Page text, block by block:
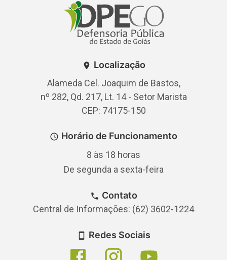
Localização
Alameda Cel. Joaquim de Bastos,
nº 282, Qd. 217, Lt. 14 - Setor Marista
CEP: 74175-150
Horário de Funcionamento
8 às 18 horas
De segunda a sexta-feira
Contato
Central de Informações: (62) 3602-1224
Redes Sociais